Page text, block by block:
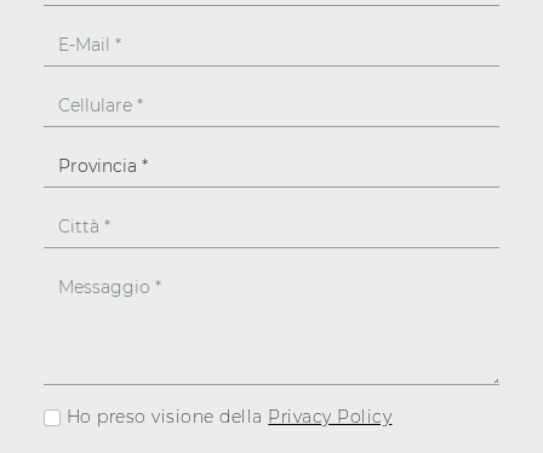
Ho preso visione della Privacy Policy